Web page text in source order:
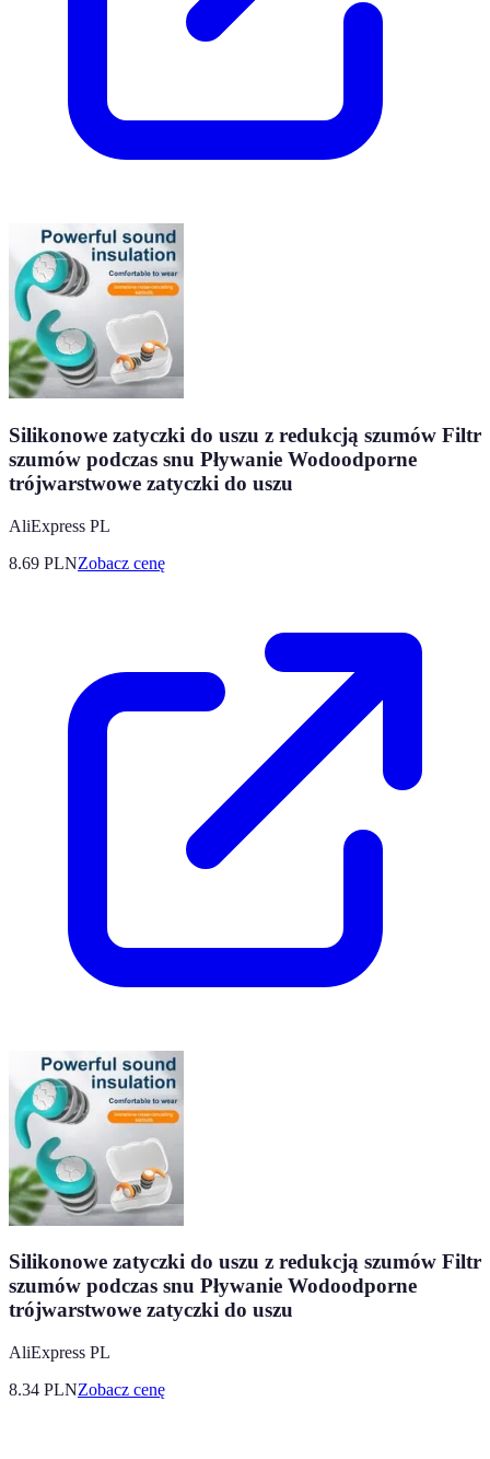
Silikonowe zatyczki do uszu z redukcją szumów Filtr
szumów podczas snu Pływanie Wodoodporne
trójwarstwowe zatyczki do uszu
AliExpress PL
8.69 PLNZobacz cenę
Silikonowe zatyczki do uszu z redukcją szumów Filtr
szumów podczas snu Pływanie Wodoodporne
trójwarstwowe zatyczki do uszu
AliExpress PL
8.34 PLNZobacz cenę